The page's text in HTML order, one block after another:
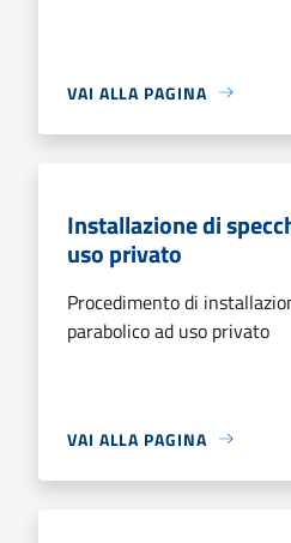
VAI ALLA PAGINA
Installazione di
uso privato
Procedimento di
parabolico ad uso privato
VAI ALLA PAGINA